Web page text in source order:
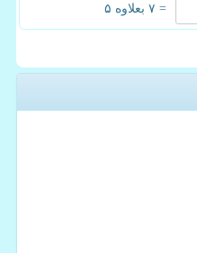
= ۷ بعلاوه ۵